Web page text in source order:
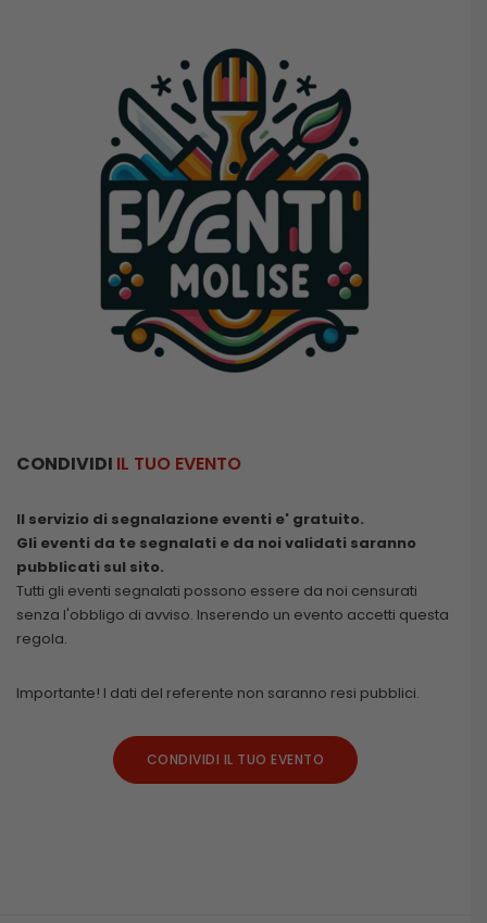
CONDIVIDI IL TUO EVENTO
Il servizio di segnalazione eventi e' gratuito.
Gli eventi da te segnalati e da noi validati saranno
pubblicati sul sito.
Tutti gli eventi segnalati possono essere da noi censurati
senza l'obbligo di avviso. Inserendo un evento accetti questa
regola.
Importante! I dati del referente non saranno resi pubblici.
CONDIVIDI IL TUO EVENTO